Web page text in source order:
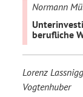
Normann
berufliche
Lorenz
Vogtenhuber